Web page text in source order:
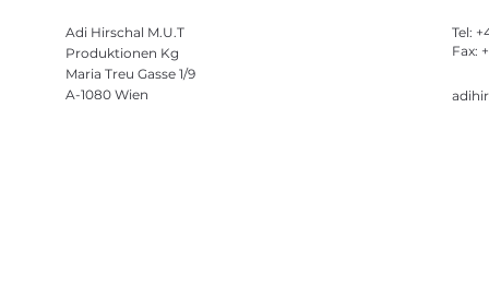
Adi Hirschal M.U.T
Produktionen Kg
Maria Treu Gasse 1/9
A-1080 Wien
Tel:
Fax: